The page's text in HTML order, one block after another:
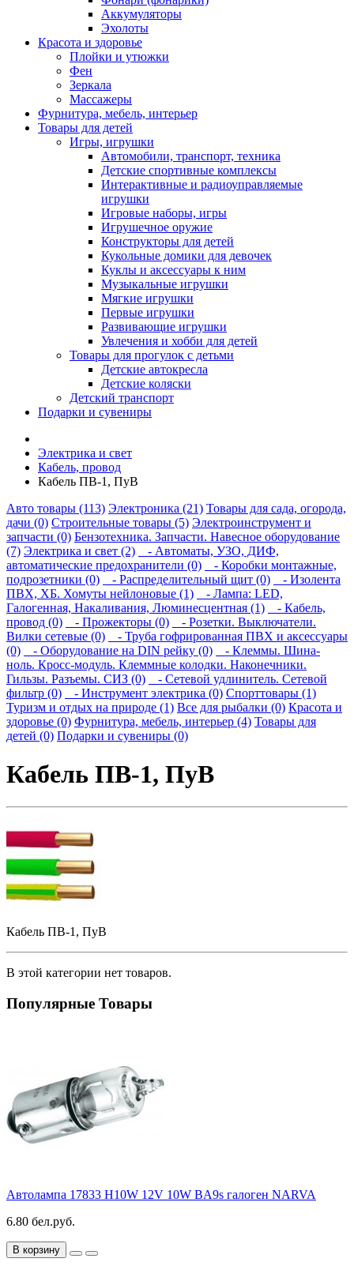
Аккумуляторы
Эхолоты
Красота и здоровье
Плойки и утюжки
Фен
Зеркала
Массажеры
Фурнитура, мебель, интерьер
Товары для детей
Игры, игрушки
Автомобили, транспорт, техника
Детские спортивные комплексы
Интерактивные и радиоуправляемые
игрушки
Игровые наборы, игры
Игрушечное оружие
Конструкторы для детей
Кукольные домики для девочек
Куклы и аксессуары к ним
Музыкальные игрушки
Мягкие игрушки
Первые игрушки
Развивающие игрушки
Увлечения и хобби для детей
Товары для прогулок с детьми
Детские автокресла
Детские коляски
Детский транспорт
Подарки и сувениры
Электрика и свет
Кабель, провод
Кабель ПВ-1, ПуВ
Авто товары (113) Электроника (21) Товары для сада, огорода,
дачи (0) Строительные товары (5) Электроинструмент и
запчасти (0) Бензотехника. Запчасти. Навесное оборудование
(7) Электрика и свет (2)
- Автоматы, УЗО, ДИФ,
автоматические предохранители (0)
- Коробки монтажные,
подрозетники (0)
- Распределительный щит (0)
- Изолента
ПВХ, ХБ. Хомуты нейлоновые (1)
- Лампа: LED,
Галогенная, Накаливания, Люминесцентная (1)
- Кабель,
провод (0)
- Прожекторы (0)
- Розетки. Выключатели.
Вилки сетевые (0)
- Труба гофрированная ПВХ и аксессуары
(0)
- Оборудование на DIN рейку (0)
- Клеммы. Шина-
ноль. Кросс-модуль. Клеммные колодки. Наконечники.
Гильзы. Разъемы. СИЗ (0)
- Сетевой удлинитель. Сетевой
фильтр (0)
- Инструмент электрика (0) Спорттовары (1)
Туризм и отдых на природе (1) Все для рыбалки (0) Красота и
здоровье (0) Фурнитура, мебель, интерьер (4) Товары для
детей (0) Подарки и сувениры (0)
Кабель ПВ-1, ПуВ
Кабель ПВ-1, ПуВ
В этой категории нет товаров.
Популярные Товары
Автолампа 17833 H10W 12V 10W BA9s галоген NARVA
6.80 бел.руб.
В корзину